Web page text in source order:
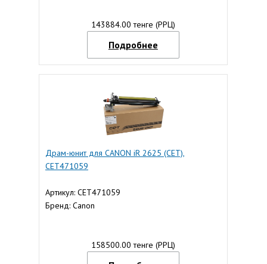
143884.00 тенге (РРЦ)
Подробнее
Драм-юнит для CANON iR 2625 (CET),
CET471059
Артикул: CET471059
Бренд: Canon
158500.00 тенге (РРЦ)